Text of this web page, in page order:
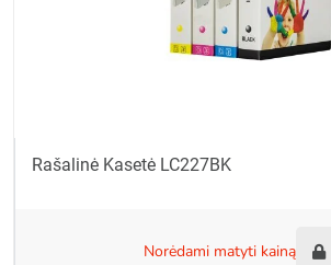
Rašalinė Kasetė LC227BK
norėdami matyti kainą